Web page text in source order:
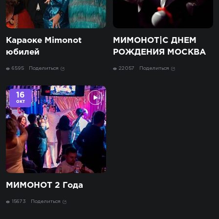
Караоке Mimonot
юбилей
6595 Поделиться
МИМОНОТ|С ДНЕМ
РОЖДЕНИЯ МОСКВА
22057 Поделиться
16
окт
МИМОНОТ 2 Года
15673 Поделиться